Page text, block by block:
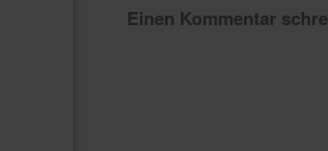
Einen Kommentar